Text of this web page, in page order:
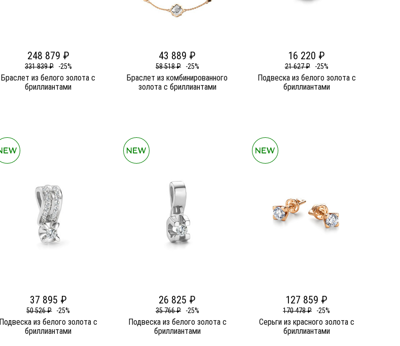
248 879 ₽
331 839 ₽ -25%
Браслет из белого золота c
бриллиантами
43 889 ₽
58 518 ₽ -25%
Браслет из комбинированного
золота c бриллиантами
16 220 ₽
21 627 ₽ -25%
Подвеска из белого золота c
бриллиантами
37 895 ₽
50 526 ₽ -25%
Подвеска из белого золота c
бриллиантами
26 825 ₽
35 766 ₽ -25%
Подвеска из белого золота c
бриллиантами
127 859 ₽
170 478 ₽ -25%
Серьги из красного золота c
бриллиантами